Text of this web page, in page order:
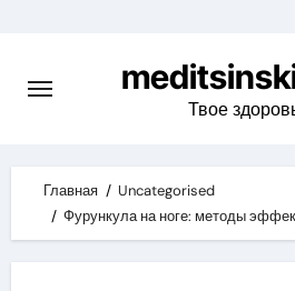
content
Твое
Главная
Uncategorised
Фурункула на ноге: методы